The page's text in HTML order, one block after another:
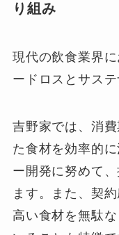
り組み
現代の飲食業界
ードロスとサステ
吉野家では、消
た食材を効率的
ー開発に努めて
ます。また、契
高い食材を無駄